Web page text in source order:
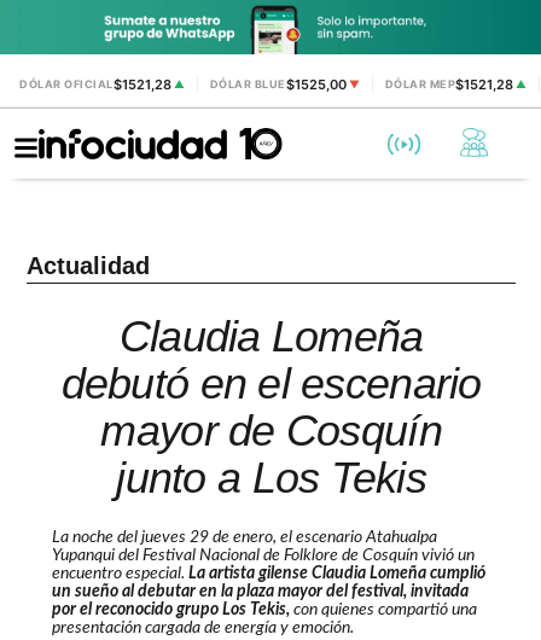
DÓLAR OFICIAL$1521,28 ▲ DÓLAR BLUE$1525,00 ▼ DÓLAR MEP$1521,28▲
Actualidad
Claudia Lomeña
debutó en el escenario
mayor de Cosquín
junto a Los Tekis
La noche del jueves 29 de enero, el escenario Atahualpa
Yupanqui del Festival Nacional de Folklore de Cosquín vivió un
encuentro especial. La artista gilense Claudia Lomeña cumplió
un sueño al debutar en la plaza mayor del festival, invitada
por el reconocido grupo Los Tekis,con quienes compartió una
presentación cargada de energía y emoción.